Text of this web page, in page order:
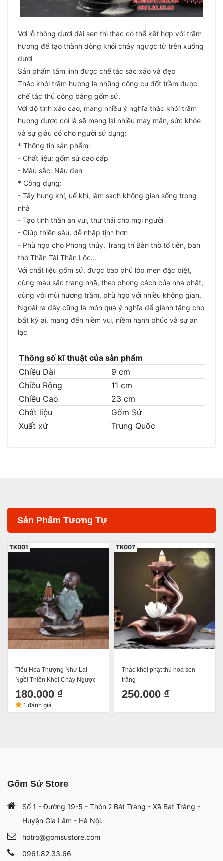
Với lỗ thông dưới đài sen thì thác có thể kết hợp với trầm
hương để tạo thành dòng khói chảy ngược từ trên xuống
dưới
Sản phẩm tâm linh được chế tác sắc xảo và đẹp
Thác khói trầm hương là những công cụ đốt trầm được
chế tác thủ công bằng gốm sứ.
Với độ tinh xảo cao, mang nhiều ý nghĩa thác khói trầm
hương được coi là sẽ mang lại nhiều may mắn, sức khỏe
và sự giàu có cho người sử dụng:
* Thông tin sản phẩm:
- Chất liệu: gốm sứ cao cấp
- Màu sắc: Nâu đen
* Công dụng:
- Tẩy hung khí, uế khí, làm sạch không gian sống trong
nhà
- Tạo tinh thần an vui, thư thái cho mọi người
- Giúp thiền sâu, dễ nhập tịnh hơn
- Phù hợp cho Phong thủy, Trang trí Bàn thờ tổ tiên, ban
thờ Thần Tài Thần Lộc...
Với chất liệu gốm sứ, được bao phủ lớp men đặc biệt,
cùng màu sắc trang nhã, theo phong cách của nhà phật,
cùng với mùi hương trầm, phù hợp với nhiều không gian.
Ngoài ra đây cũng là món quà ý nghĩa để giành tặng cho
bất kỳ ai, mang đến niềm vui, niềm hạnh phúc và sự an
lạc
Thông số kĩ thuật của sản phẩm
Chiều Dài
9 cm
Chiều Rộng
11 cm
Chiều Cao
23 cm
Chất liệu
Gốm Sứ
Xuất xứ
Trung Quốc
Sản Phẩm Tương Tự
Tiểu Hòa Thượng Như Lai
Ngồi Thiền Khói Chảy Ngược
180.000 ₫
TK001
1 đánh giá
Thác khói phật thủ hoa sen
trắng
250.000 ₫
TK007
Gốm Sứ Store
Số 1 - Đường 19-5 - Thôn 2 Bát Tràng - Xã Bát Tràng -
Huyện Gia Lâm - Hà Nội.
hotro@gomsustore.com
0961.82.33.66